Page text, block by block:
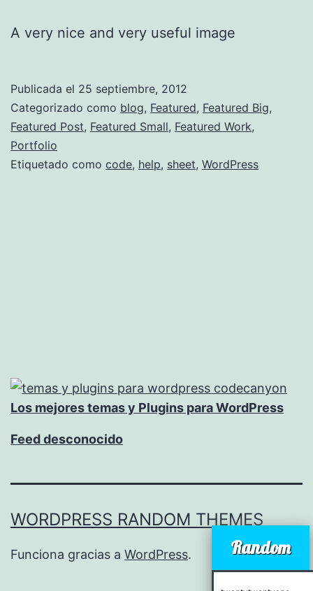
A very nice and very useful image
Publicada el 25 septiembre, 2012
Categorizado como blog, Featured, Featured Big,
Featured Post, Featured Small, Featured Work,
Portfolio
Etiquetado como code, help, sheet, WordPress
Los mejores temas y Plugins para WordPress
Feed desconocido
WORDPRESS RANDOM THEMES
Funciona gracias a WordPress. Random